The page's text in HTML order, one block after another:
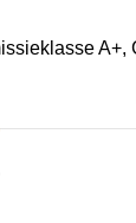
A+,